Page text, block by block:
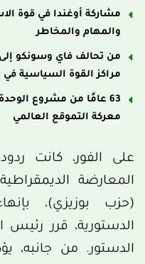
مشاركة أوغندا في قوة
والمهام والمخاطر
من تحالف فاي وسونكو
مراكز القوة السياسية
63 عامًا من مشروع
معركة التموقع العالمي
على الفور، كانت
المعارضة
(حزب بوزيزي)،
الدستورية، قرر رئيس
الدستور. من جانبه،